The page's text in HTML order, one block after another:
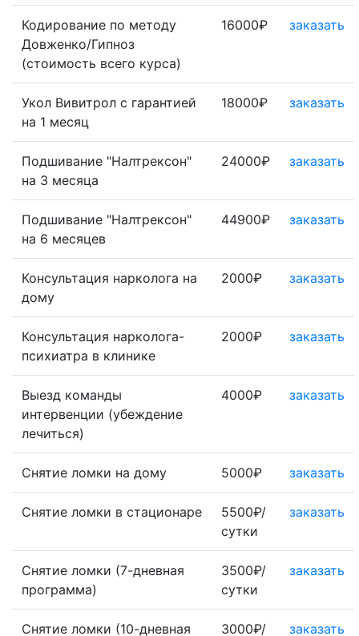
Кодирование по методу
Довженко/Гипноз
(стоимость всего курса)
16000₽ заказать
Укол Вивитрол с гарантией
на 1 месяц
18000₽ заказать
Подшивание "Налтрексон"
на 3 месяца
24000₽ заказать
Подшивание "Налтрексон"
на 6 месяцев
44900₽ заказать
Консультация нарколога на
дому
2000₽ заказать
Консультация нарколога-
психиатра в клинике
2000₽ заказать
Выезд команды
интервенции (убеждение
лечиться)
4000₽ заказать
Снятие ломки на дому 5000₽ заказать
Снятие ломки в стационаре
5500₽/
сутки
заказать
Снятие ломки (7-дневная
программа)
3500₽/
сутки
заказать
Снятие ломки (10-дневная
3000₽/
заказать